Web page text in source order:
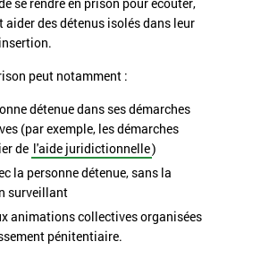
aider des détenus isolés dans leur
peut notamment :
détenue dans ses démarches
(par exemple, les démarches
de l'aide juridictionnelle)
la personne détenue, sans la
surveillant
animations collectives organisées
pénitentiaire.